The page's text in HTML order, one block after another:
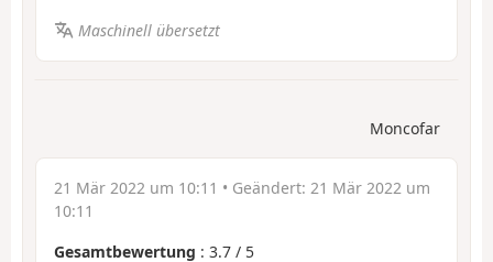
Maschinell übersetzt
Moncofar
21 Mär 2022 um 10:11 • Geändert: 21 Mär 2022 um
10:11
Gesamtbewertung : 3.7 / 5